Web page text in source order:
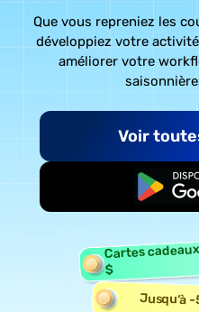
Que vous repreniez les
développiez votre
améliorer votre
Voir
Cartes
$
Jusqu’à